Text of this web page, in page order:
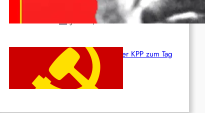
Juni 19, 2026
Beschluss des ZK der KPP zum Tag
des Heldentums
Juni 19, 2026